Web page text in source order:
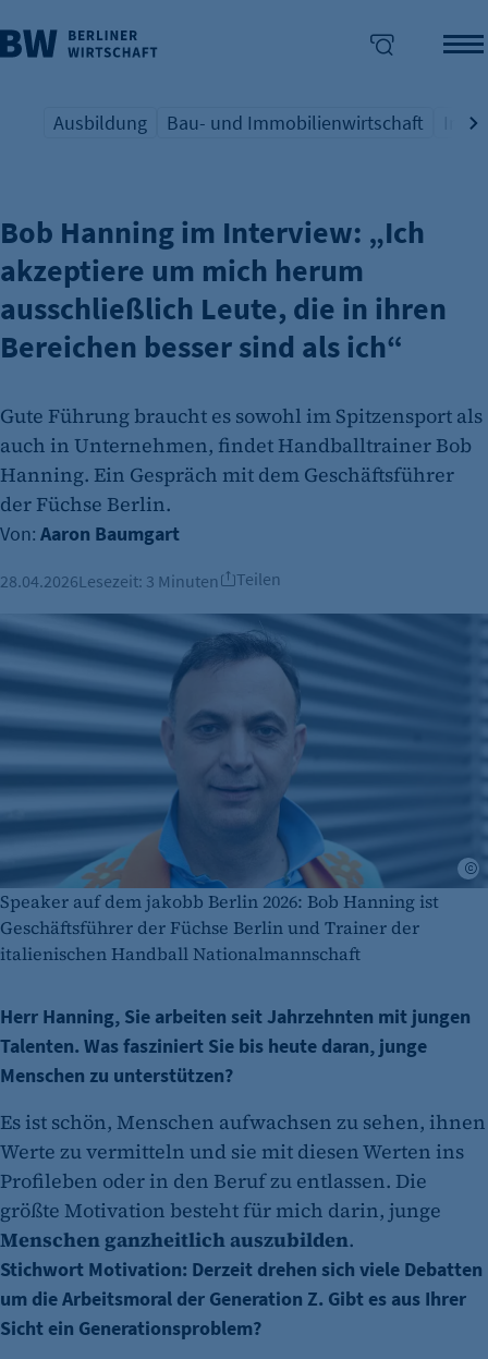
überspringen
Übersicht Schlagwort
Ausbildung
Übersicht Schlagwort
Bau- und Immobilienwirtschaft
JAHRESKONGRESS BERUFLICHE BILDUNG 2026
Bob Hanning im Interview: „Ich
akzeptiere um mich herum
ausschließlich Leute, die in ihren
Bereichen besser sind als ich“
Gute Führung braucht es sowohl im Spitzensport als
auch in Unternehmen, findet Handballtrainer Bob
Hanning. Ein Gespräch mit dem Geschäftsführer
der Füchse Berlin.
Von: Aaron Baumgart
28.04.2026Lesezeit: 3 Minuten Teilen
Speaker auf dem jakobb Berlin 2026: Bob Hanning ist
Geschäftsführer der Füchse Berlin und Trainer der
italienischen Handball Nationalmannschaft
Herr Hanning, Sie arbeiten seit Jahrzehnten mit jungen
Talenten. Was fasziniert Sie bis heute daran, junge
Menschen zu unterstützen?
Es ist schön, Menschen aufwachsen zu sehen, ihnen
Werte zu vermitteln und sie mit diesen Werten ins
Profileben oder in den Beruf zu entlassen. Die
größte Motivation besteht für mich darin, junge
Menschen ganzheitlich auszubilden.
Stichwort Motivation: Derzeit drehen sich viele Debatten
um die Arbeitsmoral der Generation Z. Gibt es aus Ihrer
Sicht ein Generationsproblem?